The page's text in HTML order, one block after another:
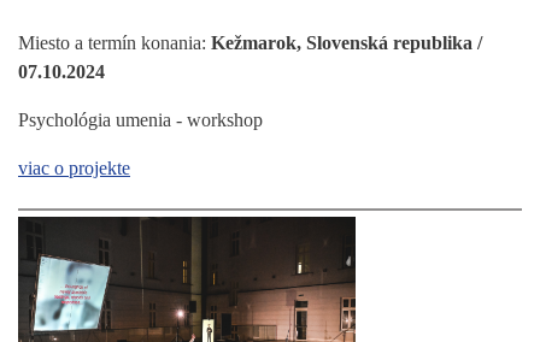
Miesto a termín konania: Kežmarok, Slovenská republika /
07.10.2024
Psychológia umenia - workshop
viac o projekte